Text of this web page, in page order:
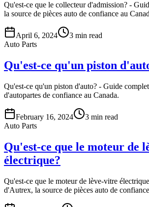
Qu'est-ce que le collecteur d'admission? -
la source de pièces auto de confiance au
April 6, 2024 3 min read
Auto Parts
Qu'est-ce qu'un piston
Qu'est-ce qu'un piston d'auto? - Guide
d'autopartes de confiance au Canada.
February 16, 2024 3 min read
Auto Parts
Qu'est-ce que le moteur de
électrique?
Qu'est-ce que le moteur de lève-vitre
d'Autrex, la source de pièces auto de